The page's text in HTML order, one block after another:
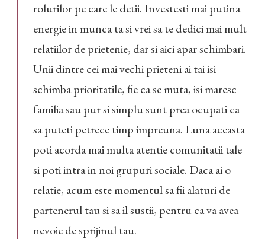
rolurilor pe care le detii. Investesti mai putina
energie in munca ta si vrei sa te dedici mai mult
relatiilor de prietenie, dar si aici apar schimbari.
Unii dintre cei mai vechi prieteni ai tai isi
schimba prioritatile, fie ca se muta, isi maresc
familia sau pur si simplu sunt prea ocupati ca
sa puteti petrece timp impreuna. Luna aceasta
poti acorda mai multa atentie comunitatii tale
si poti intra in noi grupuri sociale. Daca ai o
relatie, acum este momentul sa fii alaturi de
partenerul tau si sa il sustii, pentru ca va avea
nevoie de sprijinul tau.